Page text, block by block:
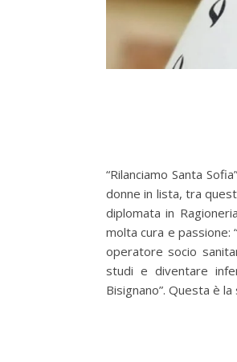
“Rilanciamo Santa
donne in lista, tra
diplomata in
molta cura e
operatore socio
studi e diventare
Bisignano”. Questa è